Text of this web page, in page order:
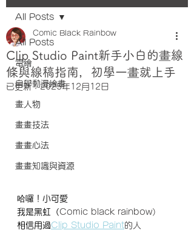
All Posts
電繪
自學動漫繪畫
畫人物
畫畫技法
畫畫心法
畫畫知識與資源
All Posts
Clip Studio Paint新手小白的畫線
條與線稿指南，初學一畫就上手
Comic Black Rainbow
已更新：2025年12月12日
哈囉！小可愛
我是黑虹（Comic black rainbow）
相信用過Clip Studio Paint的人